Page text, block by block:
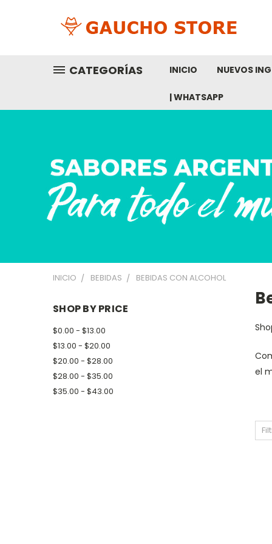
CATEGORÍAS INICIO NUEVOS
| WHATSAPP
INICIO BEBIDAS BEBIDAS CON ALCOHOL
SHOP BY PRICE
$0.00 - $13.00
$13.00 - $20.00
$20.00 - $28.00
$28.00 - $35.00
$35.00 - $43.00
el